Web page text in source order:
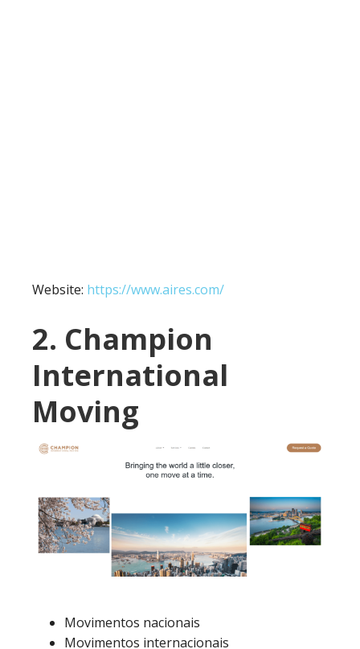
Website: https://www.aires.com/
2. Champion
International
Moving
Movimentos nacionais
Movimentos internacionais